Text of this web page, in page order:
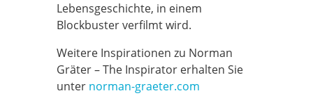
Lebensgeschichte, in einem
Blockbuster verfilmt wird.
Weitere Inspirationen zu Norman
Gräter – The Inspirator erhalten Sie
unter norman-graeter.com